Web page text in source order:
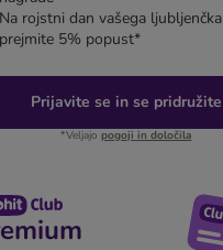
Na rojstni dan vašega ljubljenčka
prejmite 5% popust*
Prijavite se in se pridružite
*Veljajopogoji in določila